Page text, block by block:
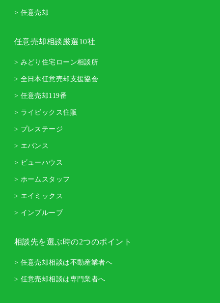
> 任意売却
任意売却相談厳選10社
> みどり住宅ローン相談所
> 全日本任意売却支援協会
> 任意売却119番
> ライビックス住販
> プレステージ
> エバンス
> ビューハウス
> ホームスタッフ
> エイミックス
> インプルーブ
相談先を選ぶ時の2つのポイント
> 任意売却相談は不動産業者へ
> 任意売却相談は専門業者へ